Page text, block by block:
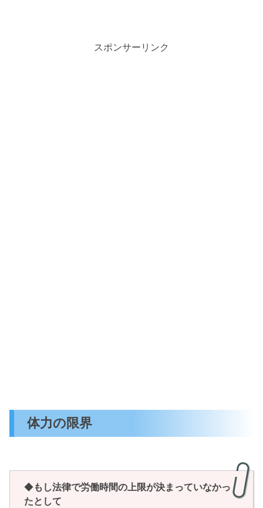
スポンサーリンク
体力の限界
◆もし法律で労働時間の上限が決まっていなかっ
たとして